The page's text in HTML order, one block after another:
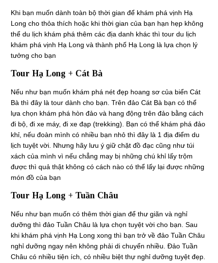
Khi bạn muốn dành toàn bộ thời gian để khám phá vịnh Hạ
Long cho thỏa thích hoặc khi thời gian của bạn hạn hẹp không
thể du lịch khám phá thêm các địa danh khác thì tour du lịch
khám phá vịnh Hạ Long và thành phố Hạ Long là lựa chọn lý
tưởng cho bạn
Tour Hạ Long + Cát Bà
Nếu như bạn muốn khám phá nét đẹp hoang sơ của biển Cát
Bà thì đây là tour dành cho bạn. Trên đảo Cát Bà bạn có thể
lựa chọn khám phá hòn đảo và hang động trên đảo bằng cách
đi bộ, đi xe máy, đi xe đạp (trekking). Bạn có thể khám phá đảo
khỉ, nếu đoàn mình có nhiều bạn nhỏ thì đây là 1 địa điểm du
lịch tuyệt vời. Nhưng hãy lưu ý giữ chặt đồ đạc cũng như túi
xách của mình vì nếu chẳng may bị những chú khỉ lấy trộm
được thì quả thật không có cách nào có thể lấy lại được những
món đồ của bạn
Tour Hạ Long + Tuần Châu
Nếu như bạn muốn có thêm thời gian để thư giãn và nghỉ
dưỡng thì đảo Tuần Châu là lựa chọn tuyệt vời cho bạn. Sau
khi khám phá vịnh Hạ Long xong thì bạn trở về đảo Tuần Châu
nghỉ dưỡng ngay nên không phải di chuyển nhiều. Đảo Tuần
Châu có nhiều tiện ích, có nhiều biệt thự nghỉ dưỡng tuyệt đẹp.